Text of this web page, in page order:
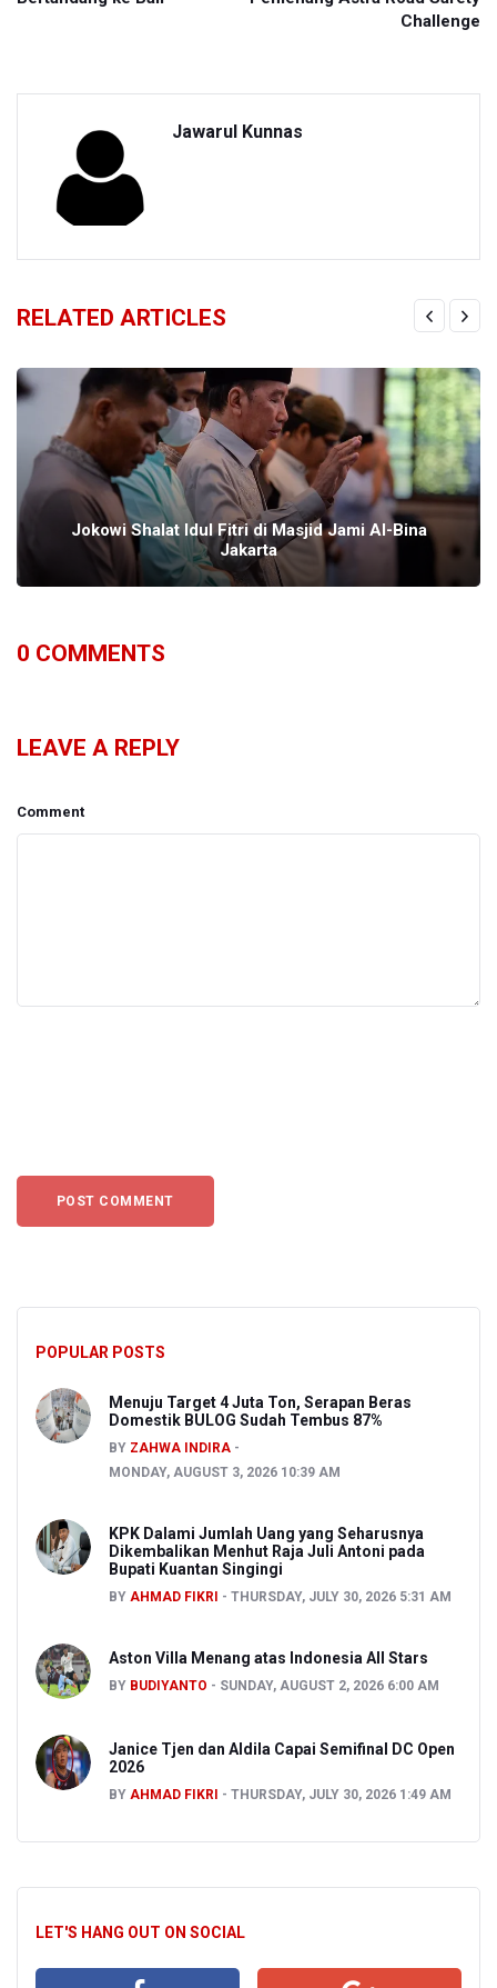
Challenge
Jawarul Kunnas
RELATED ARTICLES
Jokowi Shalat Idul Fitri di Masjid Jami Al-Bina
Jakarta
0 COMMENTS
LEAVE A REPLY
Comment
POPULAR POSTS
Menuju Target 4 Juta Ton, Serapan Beras
Domestik BULOG Sudah Tembus 87%
BY ZAHWA INDIRA
MONDAY, AUGUST 3, 2026 10:39 AM
KPK Dalami Jumlah Uang yang Seharusnya
Dikembalikan Menhut Raja Juli Antoni pada
Bupati Kuantan Singingi
BY AHMAD FIKRI THURSDAY, JULY 30, 2026 5:31 AM
Aston Villa Menang atas Indonesia All Stars
BY BUDIYANTO SUNDAY, AUGUST 2, 2026 6:00 AM
Janice Tjen dan Aldila Capai Semifinal DC Open
2026
BY AHMAD FIKRI THURSDAY, JULY 30, 2026 1:49 AM
LET'S HANG OUT ON SOCIAL